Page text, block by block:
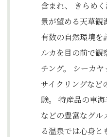
含まれ、 きらめ
景が望める天草観
有数の自然環境を
ルカを目の前で観
チング。 シーカヤ
サイクリングなど
験。 特産品の車海
などの豊富なグル
る温泉では心身と